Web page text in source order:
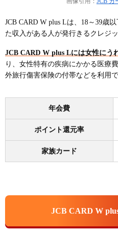
JCB CARD W plus Lは、18～39歳
た収入がある人が発行きるクレジッ
JCB CARD W plus Lには女性にう
り、女性特有の疾病にかかる医療
外旅行傷害保険の付帯などを利用で
年会費
ポイント還元率
家族カード
JCB CARD W